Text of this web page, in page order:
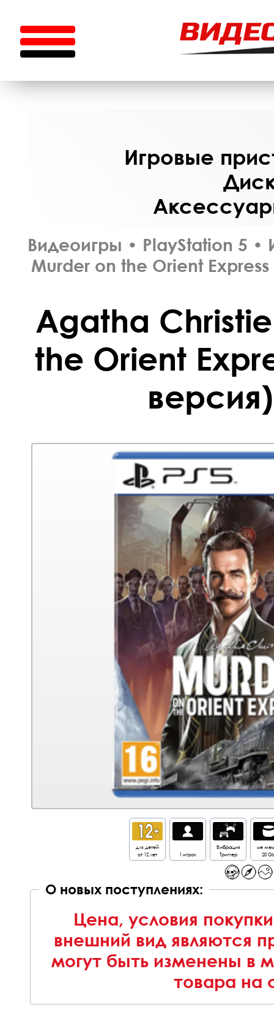
Игровые
Видеоигры • PlayStation 5 •
Murder on the Orient
Agatha
the Orient
для детей
от 12 лет
1 игрок
Вибрация
Триггер
не
20
О новых поступлениях:
Цена, условия
внешний вид являются
могут быть изменены в
товара на